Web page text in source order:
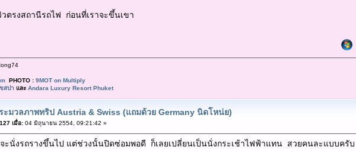
ตรงสถานีรถไฟ ก่อนที่เราจะขึ้นเขา
PHOTO : 9MOT on Multiply
สปา และ Andara Luxury Resort Phuket
ะมวลภาพทริป Austria & Swiss (แถมด้วย Germany นิดโหน่ย)
เมื่อ:04 มิถุนายน 2554, 09:21:42 »
จะนั่งรถรางขึ้นไป แต่ช่วงนั้นปิดซ่อมพอดี ก็เลยเปลี่ยนเป็นนั่งกระเช้าไฟฟ้าแทน สวยคนละแบบครั